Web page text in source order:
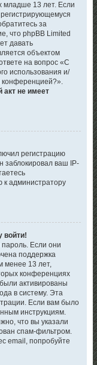
младше 13 лет. Если
за
что phpBB Limited
давать
объектом
на вопрос «С
использования и/
конференцией?».
акт не имеет
регистрацию
заблокировал ваш IP-
к администратору
войти!
Если они
поддержка
менее 13 лет,
конференциях
активированы
в систему. Эта
Если вам было
инструкциям.
что вы указали
спам-фильтром.
email, попробуйте